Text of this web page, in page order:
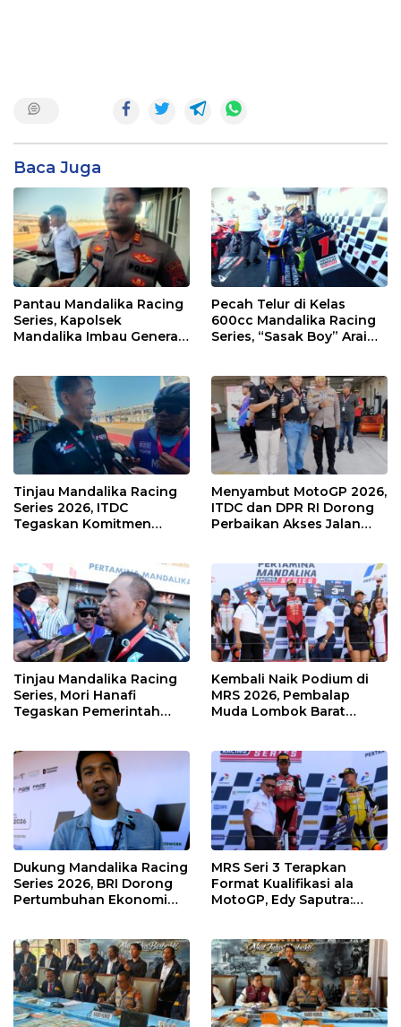
Baca Juga
Pantau Mandalika Racing
Series, Kapolsek
Mandalika Imbau Generasi
Pecah Telur di Kelas
600cc Mandalika Racing
Series, “Sasak Boy” Arai
Tinjau Mandalika Racing
Series 2026, ITDC
Tegaskan Komitmen
Kawasan
Menyambut MotoGP 2026,
ITDC dan DPR RI Dorong
Perbaikan Akses Jalan
Tinjau Mandalika Racing
Series, Mori Hanafi
Tegaskan Pemerintah
Kembali Naik Podium di
MRS 2026, Pembalap
Muda Lombok Barat
Dukung Mandalika Racing
Series 2026, BRI Dorong
Pertumbuhan Ekonomi
MRS Seri 3 Terapkan
Format Kualifikasi ala
MotoGP, Edy Saputra: